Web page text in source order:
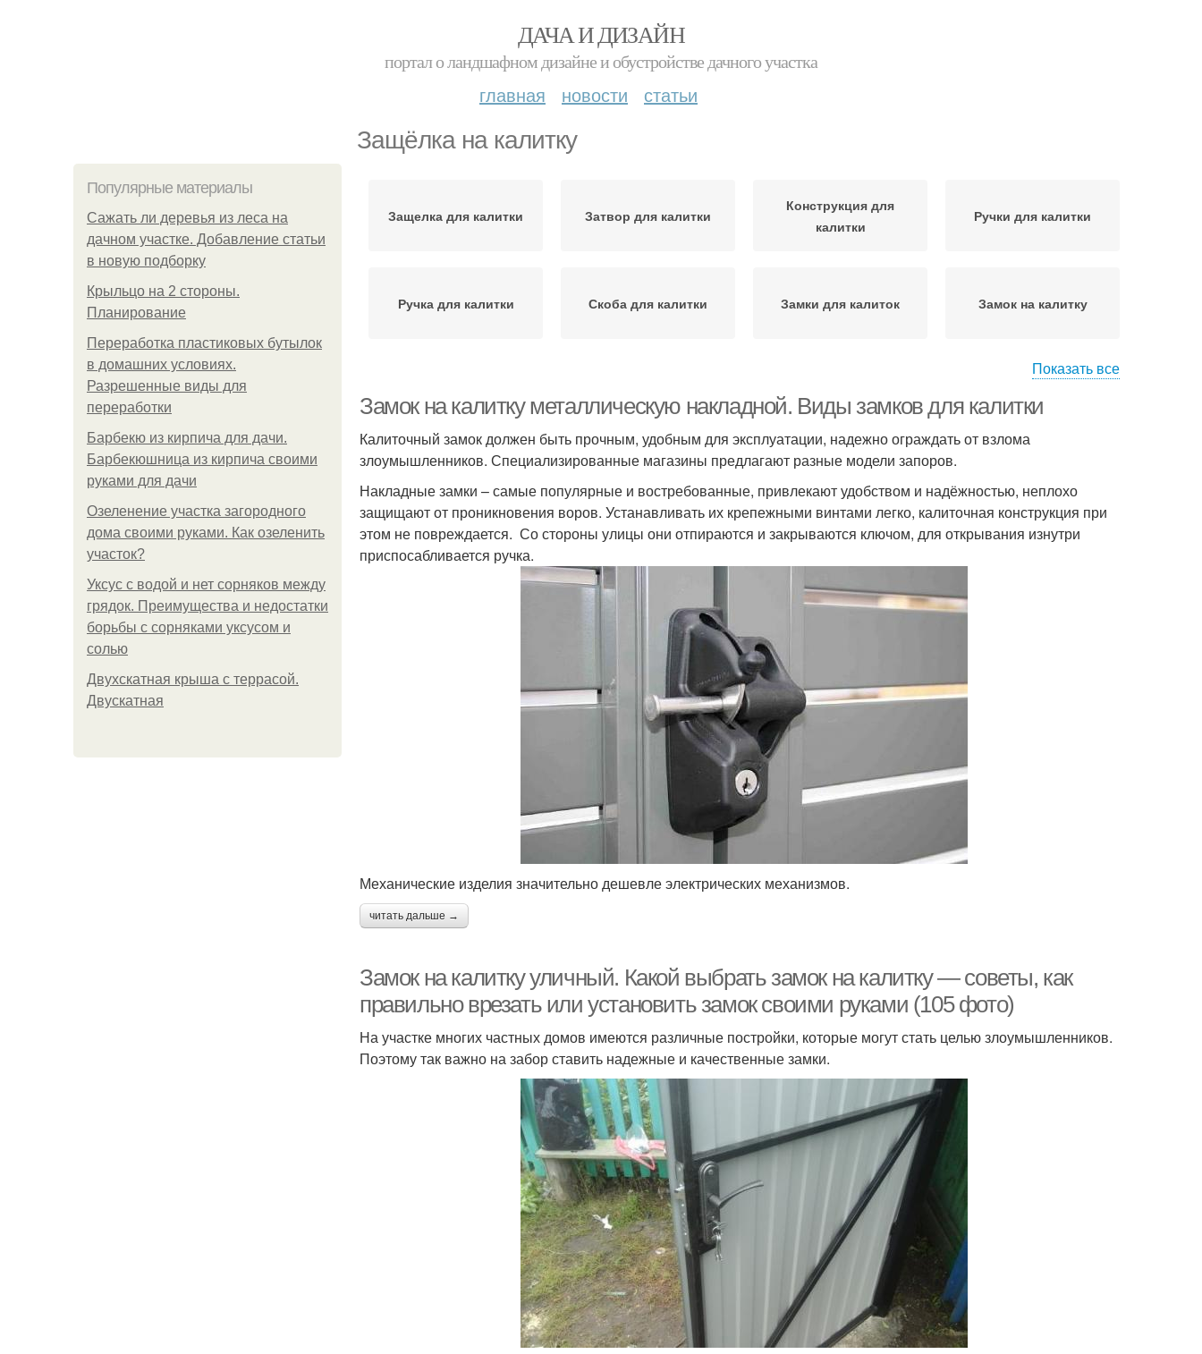
ДАЧА И ДИЗАЙН
портал о ландшафном дизайне и обустройстве дачного участка
главная новости статьи
Защёлка на калитку
Популярные материалы
Сажать ли деревья из леса на
дачном участке. Добавление статьи
в новую подборку
Крыльцо на 2 стороны.
Планирование
Переработка пластиковых бутылок
в домашних условиях.
Разрешенные виды для
переработки
Барбекю из кирпича для дачи.
Барбекюшница из кирпича своими
руками для дачи
Озеленение участка загородного
дома своими руками. Как озеленить
участок?
Уксус с водой и нет сорняков между
грядок. Преимущества и недостатки
борьбы с сорняками уксусом и
солью
Двухскатная крыша с террасой.
Двускатная
Защелка для калитки Затвор для калитки
Конструкция для
калитки
Ручки для калитки
Ручка для калитки Скоба для калитки Замки для калиток Замок на калитку
Показать все
Замок на калитку металлическую накладной. Виды замков для калитки
Калиточный замок должен быть прочным, удобным для эксплуатации, надежно ограждать от взлома
злоумышленников. Специализированные магазины предлагают разные модели запоров.
Накладные замки – самые популярные и востребованные, привлекают удобством и надёжностью, неплохо
защищают от проникновения воров. Устанавливать их крепежными винтами легко, калиточная конструкция при
этом не повреждается. Со стороны улицы они отпираются и закрываются ключом, для открывания изнутри
приспосабливается ручка.
Механические изделия значительно дешевле электрических механизмов.
читать дальше →
Замок на калитку уличный. Какой выбрать замок на калитку — советы, как
правильно врезать или установить замок своими руками (105 фото)
На участке многих частных домов имеются различные постройки, которые могут стать целью злоумышленников.
Поэтому так важно на забор ставить надежные и качественные замки.